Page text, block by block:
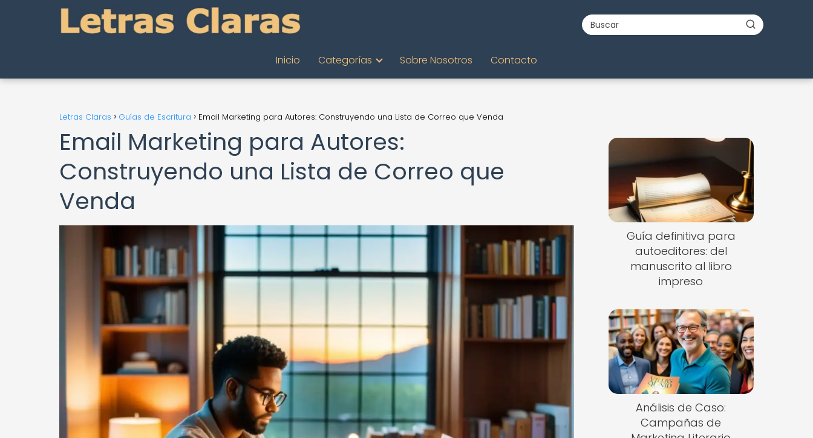
Inicio Categorías Sobre Nosotros Contacto
Letras Claras Guías de Escritura Email Marketing para Autores: Construyendo una Lista de Correo que Venda
Email Marketing para Autores:
Construyendo una Lista de Correo que
Venda
Guía definitiva para
autoeditores: del
manuscrito al libro
impreso
Análisis de Caso:
Campañas de